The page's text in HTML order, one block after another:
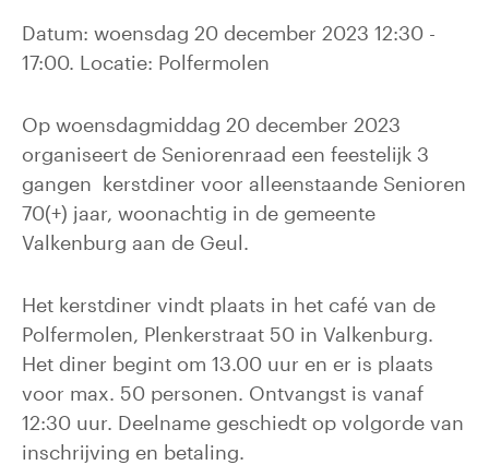
Datum: woensdag 20 december 2023 12:30 -
17:00. Locatie: Polfermolen
Op woensdagmiddag 20 december 2023
organiseert de Seniorenraad een feestelijk 3
gangen kerstdiner voor alleenstaande Senioren
70(+) jaar, woonachtig in de gemeente
Valkenburg aan de Geul.
Het kerstdiner vindt plaats in het café van de
Polfermolen, Plenkerstraat 50 in Valkenburg.
Het diner begint om 13.00 uur en er is plaats
voor max. 50 personen. Ontvangst is vanaf
12:30 uur. Deelname geschiedt op volgorde van
inschrijving en betaling.